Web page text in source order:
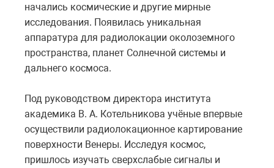
начались космические и другие мирные
исследования. Появилась уникальная
аппаратура для радиолокации околоземного
пространства, планет Солнечной системы и
дальнего космоса.
Под руководством директора института
академика В. А. Котельникова учёные впервые
осуществили радиолокационное картирование
поверхности Венеры. Исследуя космос,
пришлось изучать сверхслабые сигналы и